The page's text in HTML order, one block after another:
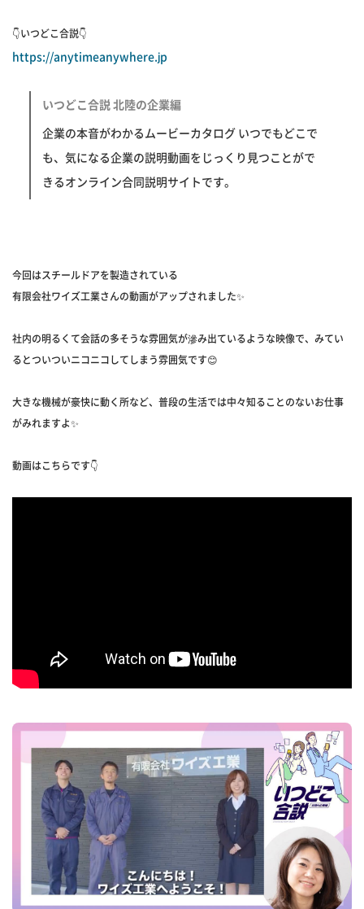
👇いつどこ合説👇
https://anytimeanywhere.jp
いつどこ合説 北陸の企業編
企業の本音がわかるムービーカタログ いつでもどこで
も、気になる企業の説明動画をじっくり見つことがで
きるオンライン合同説明サイトです。
今回はスチールドアを製造されている
有限会社ワイズ工業さんの動画がアップされました✨
社内の明るくて会話の多そうな雰囲気が滲み出ているような映像で、みてい
るとついついニコニコしてしまう雰囲気です😊
大きな機械が豪快に動く所など、普段の生活では中々知ることのないお仕事
がみれますよ✨
動画はこちらです👇